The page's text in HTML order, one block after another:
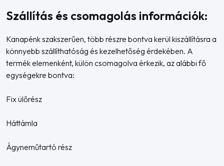
Szállítás és csomagolás információk:
Kanapénk szakszerűen, több részre bontva kerül kiszállításra a
könnyebb szállíthatóság és kezelhetőség érdekében. A
termék elemenként, külön csomagolva érkezik, az alábbi fő
egységekre bontva:
Fix ülőrész
Háttámla
Ágyneműtartó rész